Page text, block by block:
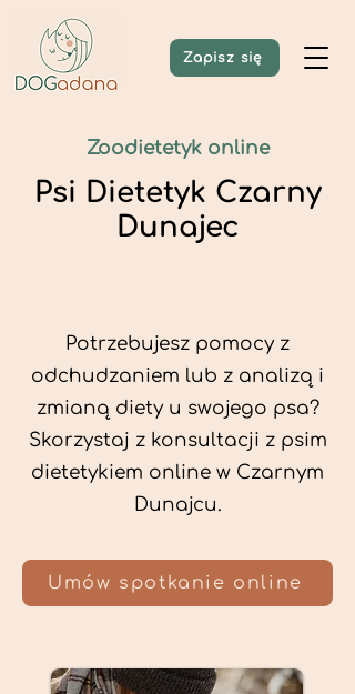
Zapisz się
Zoodietetyk online
Psi Dietetyk Czarny
Dunajec
Potrzebujesz pomocy z
odchudzaniem lub z analizą i
zmianą diety u swojego psa?
Skorzystaj z konsultacji z psim
dietetykiem online w Czarnym
Dunajcu.
Umów spotkanie online